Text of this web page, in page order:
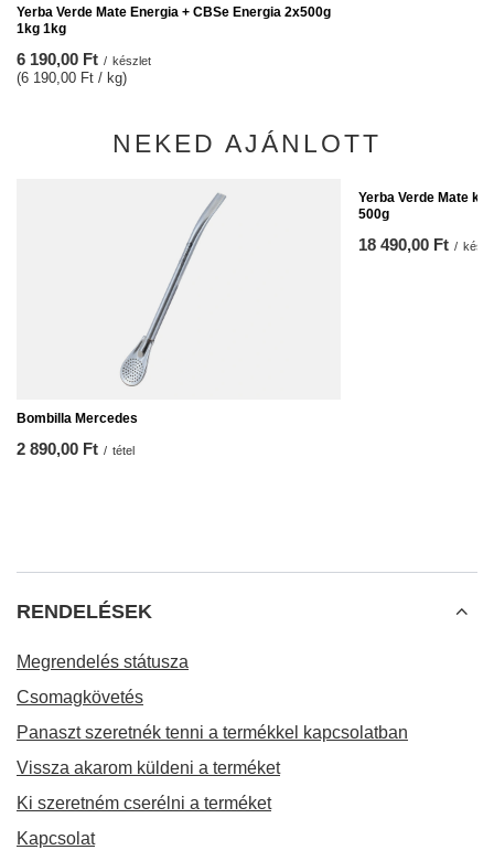
Yerba Verde Mate Energia + CBSe Energia 2x500g
1kg 1kg
6 190,00 Ft / készlet
(6 190,00 Ft / kg)
NEKED AJÁNLOTT
Bombilla Mercedes
2 890,00 Ft / tétel
Yerba Verde Mate
500g
18 490,00 Ft /
RENDELÉSEK
Megrendelés státusza
Csomagkövetés
Panaszt szeretnék tenni a termékkel kapcsolatban
Vissza akarom küldeni a terméket
Ki szeretném cserélni a terméket
Kapcsolat